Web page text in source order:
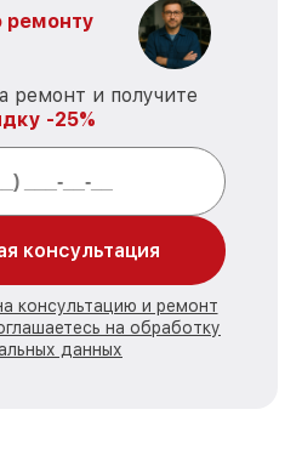
ремонту
ремонт и получите
-25%
консультация
консультацию и ремонт
на обработку
данных